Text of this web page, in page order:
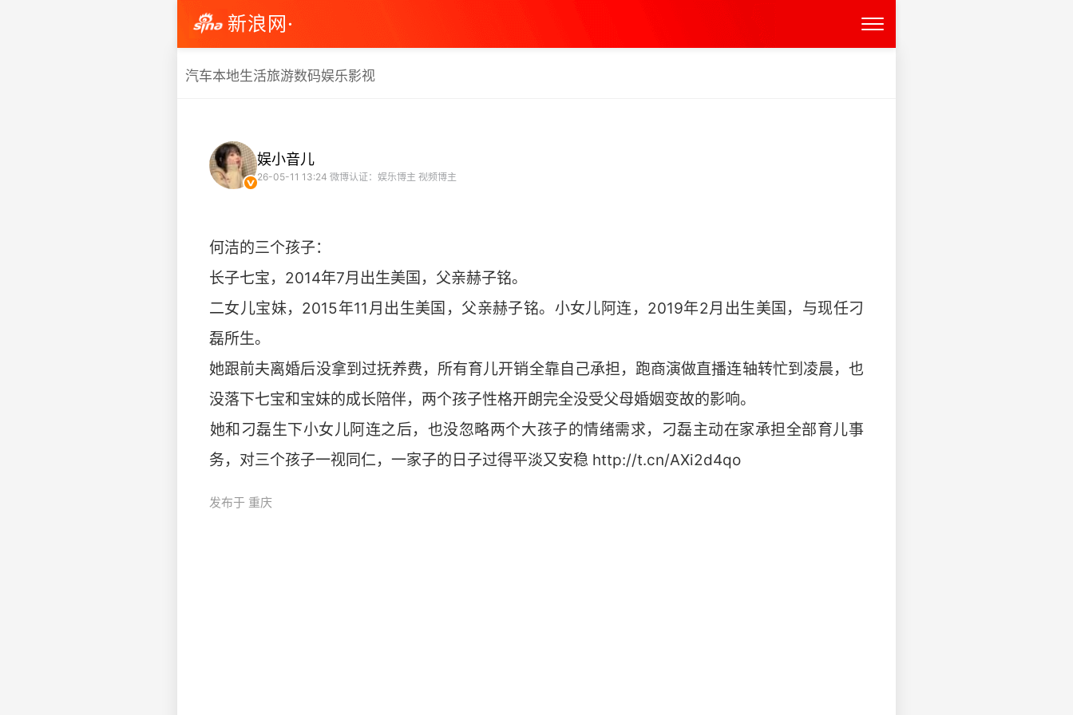
新浪网·
汽车本地生活旅游数码娱乐影视
娱小音儿
26-05-11 13:24 微博认证：娱乐博主 视频博主
何洁的三个孩子：
长子七宝，2014年7月出生美国，父亲赫子铭。
二女儿宝妹，2015年11月出生美国，父亲赫子铭。小女儿阿连，2019年2月出生美国，与现任刁
磊所生。
​她跟前夫离婚后没拿到过抚养费，所有育儿开销全靠自己承担，跑商演做直播连轴转忙到凌晨，也
没落下七宝和宝妹的成长陪伴，两个孩子性格开朗完全没受父母婚姻变故的影响。
​她和刁磊生下小女儿阿连之后，也没忽略两个大孩子的情绪需求，刁磊主动在家承担全部育儿事
务，对三个孩子一视同仁，一家子的日子过得平淡又安稳 http://t.cn/AXi2d4qo
发布于 重庆